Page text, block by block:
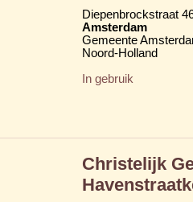
Diepenbrockstraat
Amsterdam
Gemeente
Noord-Holland
In gebruik
Christelijk